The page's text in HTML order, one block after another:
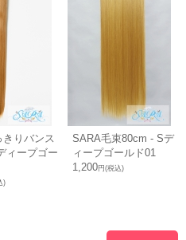
りバンス
ィープゴー
)
SARA毛束80cm - Sデ
ィープゴールド01
1,200円(税込)